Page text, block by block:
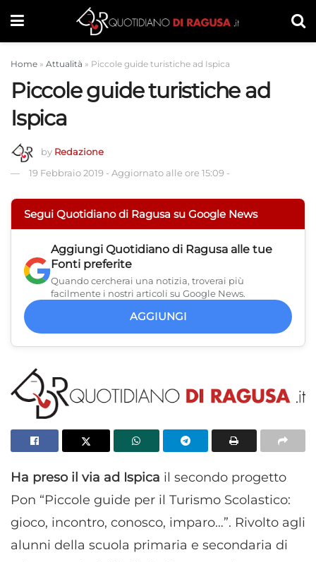
Home » Attualità » Piccole guide turistiche ad Ispica
Piccole guide turistiche ad
Ispica
by Redazione
19 Febbraio 2019 - Aggiornato alle ore 15:09 -
Segui Quotidiano di Ragusa su Google News
Aggiungi Quotidiano di Ragusa alle tue
Fonti preferite
Quando cercherai una notizia, troverai più
facilmente i nostri articoli su Google News.
AGGIUNGI
Ha preso il via ad Ispica il secondo progetto
Pon “Piccole guide per il Turismo Scolastico:
gioco, incontro, conosco, imparo…”. Rivolto agli
alunni della scuola primaria e secondaria di